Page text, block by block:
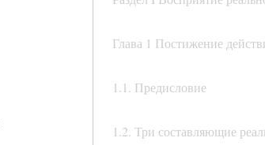
Глава 1 Постижение
1.1. Предисловие
1.2. Три составляющие